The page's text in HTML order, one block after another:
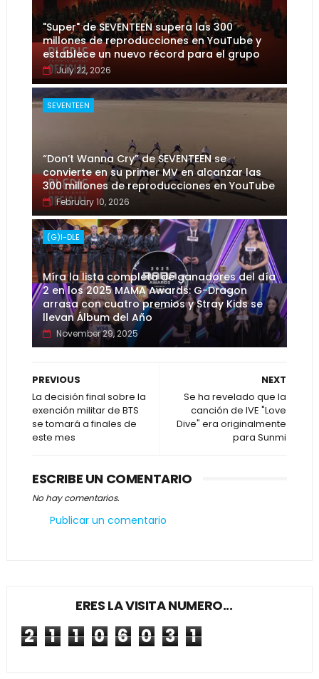
"Super" de SEVENTEEN supera las 300
millones de reproducciones en YouTube y
establece un nuevo récord para el grupo
July 22, 2026
SEVENTEEN
“Don’t Wanna Cry” de SEVENTEEN se
convierte en su primer MV en alcanzar las
300 millones de reproducciones en YouTube
February 10, 2026
(G)I-DLE
Míra la lista completa de ganadores del día
2 en los 2025 MAMA Awards: G-Dragon
arrasa con cuatro premios y Stray Kids se
llevan Álbum del Año
November 29, 2025
NEXT
Se ha revelado que la
canción de IVE "Love
Dive" era originalmente
para Sunmi
PREVIOUS
La decisión final sobre la
exención militar de BTS
se tomará a finales de
este mes
ESCRIBE UN COMENTARIO
No hay comentarios.
Publicar un comentario
ERES LA VISITA NUMERO...
2 1 1 0 6 0 3 1